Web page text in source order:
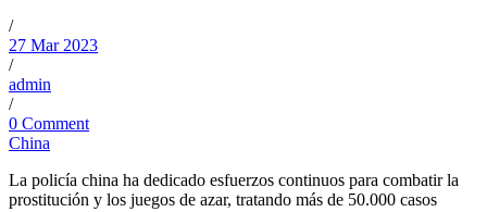
/
27 Mar 2023
/
admin
/
0 Comment
China
La policía china ha dedicado esfuerzos continuos para combatir la
prostitución y los juegos de azar, tratando más de 50.000 casos